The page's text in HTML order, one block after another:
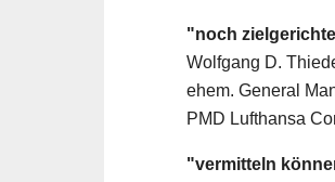
"noch
Wolfgang D.
ehem. General
PMD Lufthansa
"vermitteln